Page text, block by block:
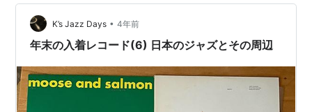
は思う。 それと同時に高音が劣化している点もRVGのブ
ルーノートと同じかな。確かに迫力はあるが、鮮度が落
ちている。このあたりが最近…
K’s Jazz Days • 4年前
年末の入着レコード(6) 日本のジャズとその周辺